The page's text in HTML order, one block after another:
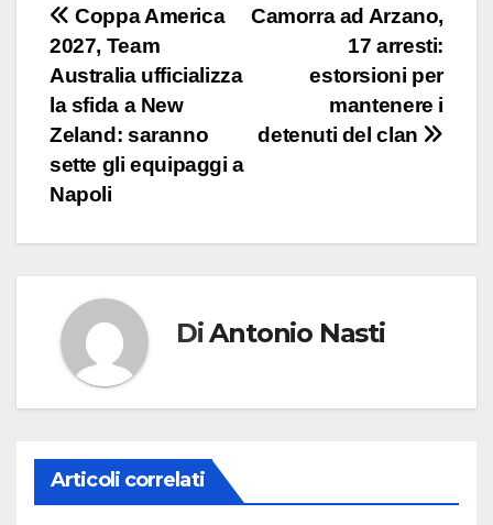
Navigazione
articoli
Camorra ad Arzano,
17 arresti:
estorsioni per
mantenere i
detenuti del clan
Coppa America
2027, Team
Australia ufficializza
la sfida a New
Zeland: saranno
sette gli equipaggi a
Napoli
DiAntonio Nasti
Articoli correlati